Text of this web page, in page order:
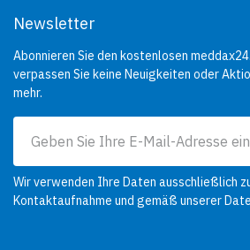
Newsletter
Abonnieren Sie den kostenlosen
verpassen Sie keine Neuigkeiten oder
mehr.
Wir verwenden Ihre Daten ausschließlich
Kontaktaufnahme und gemäß unserer